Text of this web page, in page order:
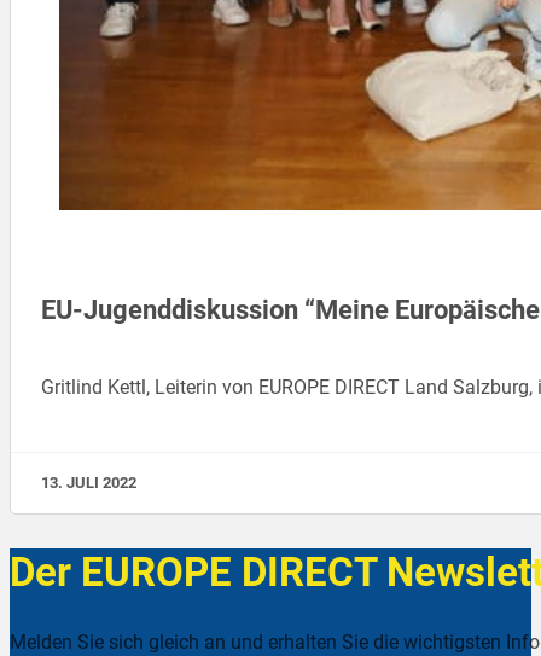
EU-Jugenddiskussion “Meine
Gritlind Kettl, Leiterin von EUROPE DIRECT Land
13. JULI 2022
Der EUROPE DIRECT
Melden Sie sich gleich an und erhalten Sie die wichtigsten